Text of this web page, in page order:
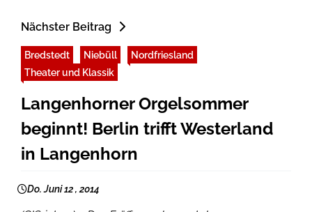
Nächster Beitrag
Bredstedt Niebüll
Nordfriesland
Theater und Klassik
Langenhorner Orgelsommer
beginnt! Berlin trifft Westerland
in Langenhorn
Do. Juni 12 , 2014